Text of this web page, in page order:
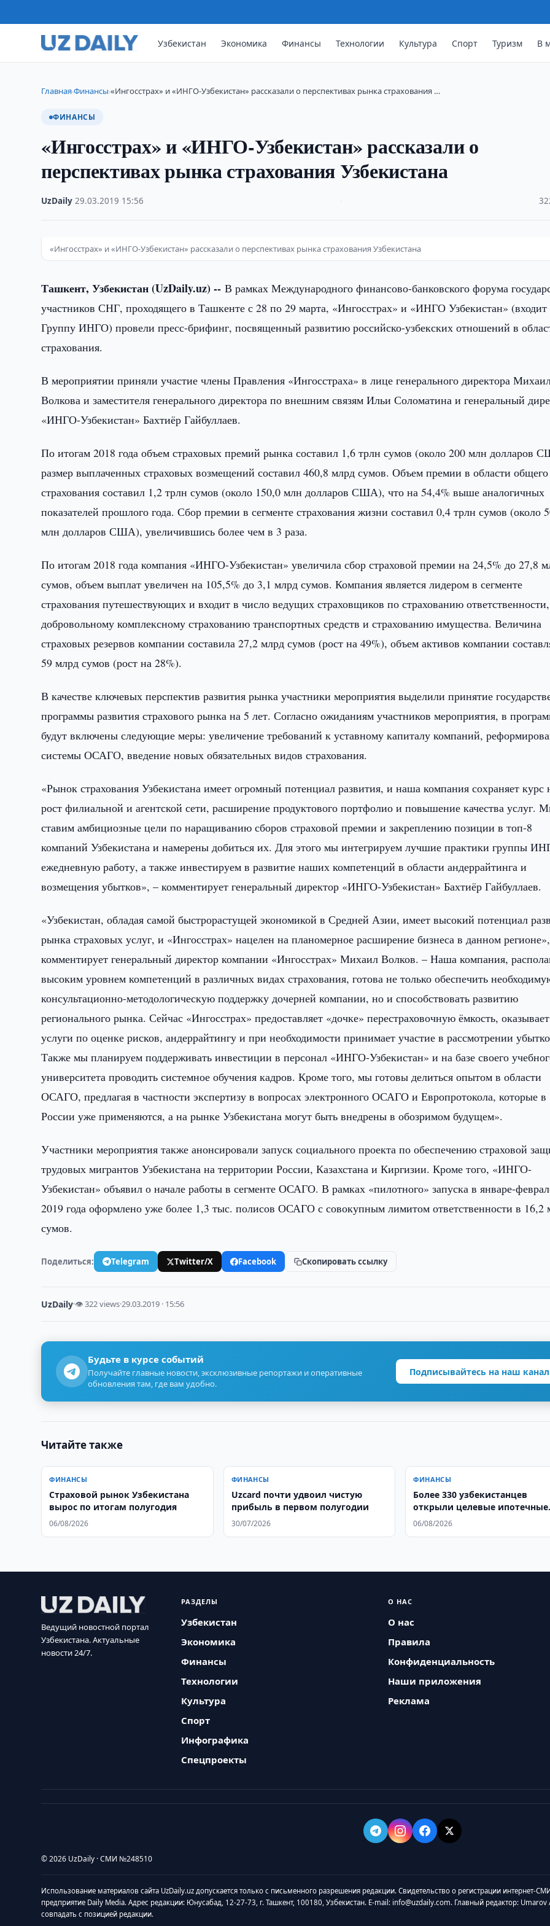
Узбекистан Экономика Финансы Технологии Культура Спорт Туризм В
Главная›Финансы›«Ингосстрах» и «ИНГО-Узбекистан» рассказали о перспективах рынка страхования …
ФИНАНСЫ
«Ингосстрах» и «ИНГО-Узбекистан» рассказали о
перспективах рынка страхования Узбекистана
UzDaily ·29.03.2019 15:56
«Ингосстрах» и «ИНГО-Узбекистан» рассказали о перспективах рынка страхования Узбекистана
Ташкент, Узбекистан (UzDaily.uz) --В рамках Международного финансово-банковского форума
участников СНГ, проходящего в Ташкенте с 28 по 29 марта, «Ингосстрах» и «ИНГО Узбекистан» (входит
Группу ИНГО) провели пресс-брифинг, посвященный развитию российско-узбекских отношений в
страхования.
В мероприятии приняли участие члены Правления «Ингосстраха» в лице генерального директора
Волкова и заместителя генерального директора по внешним связям Ильи Соломатина и генеральный
«ИНГО-Узбекистан» Бахтиёр Гайбуллаев.
По итогам 2018 года объем страховых премий рынка составил 1,6 трлн сумов (около 200 млн долларов
размер выплаченных страховых возмещений составил 460,8 млрд сумов. Объем премии в области общего
страхования составил 1,2 трлн сумов (около 150,0 млн долларов США), что на 54,4% выше аналогичных
показателей прошлого года. Сбор премии в сегменте страхования жизни составил 0,4 трлн сумов (около
млн долларов США), увеличившись более чем в 3 раза.
По итогам 2018 года компания «ИНГО-Узбекистан» увеличила сбор страховой премии на 24,5% до 27,8
сумов, объем выплат увеличен на 105,5% до 3,1 млрд сумов. Компания является лидером в сегменте
страхования путешествующих и входит в число ведущих страховщиков по страхованию ответственности,
добровольному комплексному страхованию транспортных средств и страхованию имущества. Величина
страховых резервов компании составила 27,2 млрд сумов (рост на 49%), объем активов компании
59 млрд сумов (рост на 28%).
В качестве ключевых перспектив развития рынка участники мероприятия выделили принятие
программы развития страхового рынка на 5 лет. Согласно ожиданиям участников мероприятия, в
будут включены следующие меры: увеличение требований к уставному капиталу компаний,
системы ОСАГО, введение новых обязательных видов страхования.
«Рынок страхования Узбекистана имеет огромный потенциал развития, и наша компания сохраняет курс
рост филиальной и агентской сети, расширение продуктового портфолио и повышение качества услуг.
ставим амбициозные цели по наращиванию сборов страховой премии и закреплению позиции в топ-8
компаний Узбекистана и намерены добиться их. Для этого мы интегрируем лучшие практики группы
ежедневную работу, а также инвестируем в развитие наших компетенций в области андеррайтинга и
возмещения убытков», – комментирует генеральный директор «ИНГО-Узбекистан» Бахтиёр Гайбуллаев.
«Узбекистан, обладая самой быстрорастущей экономикой в Средней Азии, имеет высокий потенциал
рынка страховых услуг, и «Ингосстрах» нацелен на планомерное расширение бизнеса в данном
комментирует генеральный директор компании «Ингосстрах» Михаил Волков. – Наша компания,
высоким уровнем компетенций в различных видах страхования, готова не только обеспечить
консультационно-методологическую поддержку дочерней компании, но и способствовать развитию
регионального рынка. Сейчас «Ингосстрах» предоставляет «дочке» перестраховочную ёмкость, оказывает
услуги по оценке рисков, андеррайтингу и при необходимости принимает участие в рассмотрении
Также мы планируем поддерживать инвестиции в персонал «ИНГО-Узбекистан» и на базе своего
университета проводить системное обучения кадров. Кроме того, мы готовы делиться опытом в области
ОСАГО, предлагая в частности экспертизу в вопросах электронного ОСАГО и Европротокола, которые в
России уже применяются, а на рынке Узбекистана могут быть внедрены в обозримом будущем».
Участники мероприятия также анонсировали запуск социального проекта по обеспечению страховой
трудовых мигрантов Узбекистана на территории России, Казахстана и Киргизии. Кроме того, «ИНГО-
Узбекистан» объявил о начале работы в сегменте ОСАГО. В рамках «пилотного» запуска в январе-
2019 года оформлено уже более 1,3 тыс. полисов ОСАГО с совокупным лимитом ответственности в 16,2
сумов.
Поделиться: Telegram Twitter/X Facebook Скопировать ссылку
UzDaily·👁 322 views·29.03.2019 · 15:56
Будьте в курсе событий
Получайте главные новости, эксклюзивные репортажи и оперативные
обновления там, где вам удобно.
Подписывайтесь на наш канал
Читайте также
ФИНАНСЫ
Страховой рынок Узбекистана
вырос по итогам полугодия
06/08/2026
ФИНАНСЫ
Uzcard почти удвоил чистую
прибыль в первом полугодии
30/07/2026
ФИНАНСЫ
Более 330 узбекистанцев
открыли целевые ипотечные
вклады
06/08/2026
Ведущий новостной портал
Узбекистана. Актуальные
новости 24/7.
РАЗДЕЛЫ
Узбекистан
Экономика
Финансы
Технологии
Культура
Спорт
Инфографика
Спецпроекты
О НАС
О нас
Правила
Конфиденциальность
Наши приложения
Реклама
© 2026 UzDaily · СМИ №248510
Использование материалов сайта UzDaily.uz допускается только с письменного разрешения редакции. Свидетельство о регистрации интернет-
предприятие Daily Media. Адрес редакции: Юнусабад, 12-27-73, г. Ташкент, 100180, Узбекистан. E-mail: info@uzdaily.com. Главный редактор:
совпадать с позицией редакции.